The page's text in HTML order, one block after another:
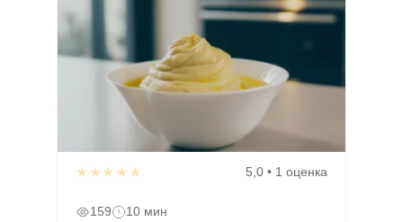
★★★★★ 5,0 • 1 оценка
159 10 мин